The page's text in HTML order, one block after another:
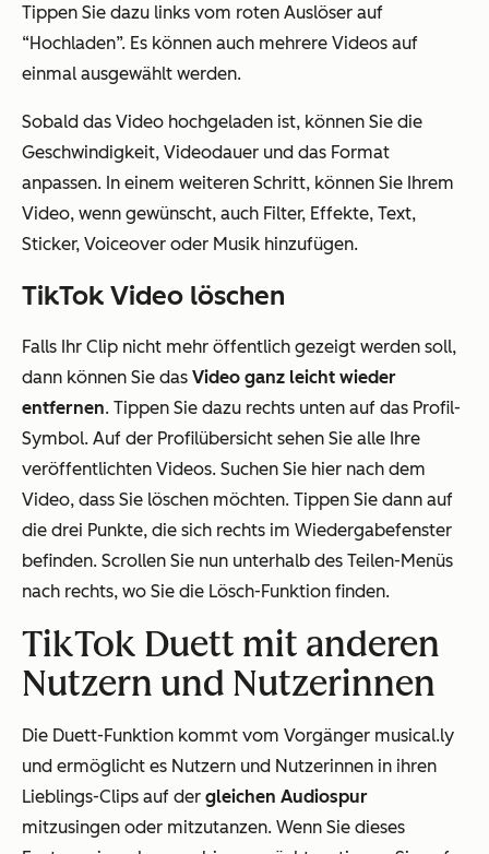
Tippen Sie dazu links vom roten Auslöser auf
“Hochladen”. Es können auch mehrere Videos auf
einmal ausgewählt werden.
Sobald das Video hochgeladen ist, können Sie die
Geschwindigkeit, Videodauer und das Format
anpassen. In einem weiteren Schritt, können Sie Ihrem
Video, wenn gewünscht, auch Filter, Effekte, Text,
Sticker, Voiceover oder Musik hinzufügen.
TikTok Video löschen
Falls Ihr Clip nicht mehr öffentlich gezeigt werden soll,
dann können Sie das Video ganz leicht wieder
entfernen. Tippen Sie dazu rechts unten auf das Profil-
Symbol. Auf der Profilübersicht sehen Sie alle Ihre
veröffentlichten Videos. Suchen Sie hier nach dem
Video, dass Sie löschen möchten. Tippen Sie dann auf
die drei Punkte, die sich rechts im Wiedergabefenster
befinden. Scrollen Sie nun unterhalb des Teilen-Menüs
nach rechts, wo Sie die Lösch-Funktion finden.
TikTok Duett mit anderen
Nutzern und Nutzerinnen
Die Duett-Funktion kommt vom Vorgänger musical.ly
und ermöglicht es Nutzern und Nutzerinnen in ihren
Lieblings-Clips auf der gleichen Audiospur
mitzusingen oder mitzutanzen. Wenn Sie dieses